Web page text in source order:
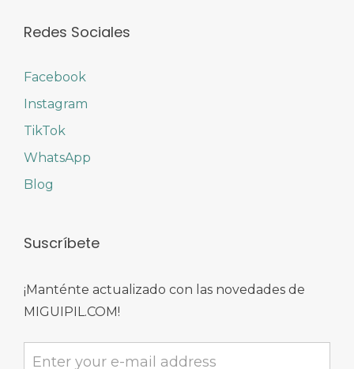
Redes Sociales
Facebook
Instagram
TikTok
WhatsApp
Blog
Suscríbete
¡Manténte actualizado con las novedades de
MIGUIPIL.COM!